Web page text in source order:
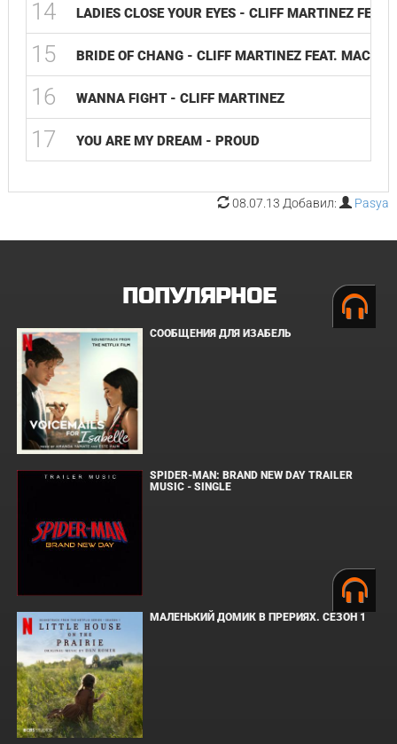
14 LADIES CLOSE YOUR EYES - CLIFF MARTINEZ FEAT.
15 BRIDE OF CHANG - CLIFF MARTINEZ FEAT. MAC
16 WANNA FIGHT - CLIFF MARTINEZ
17 YOU ARE MY DREAM - PROUD
08.07.13 Добавил: Pasya
ПОПУЛЯРНОЕ
СООБЩЕНИЯ ДЛЯ ИЗАБЕЛЬ
SPIDER-MAN: BRAND NEW DAY TRAILER
MUSIC - SINGLE
МАЛЕНЬКИЙ ДОМИК В ПРЕРИЯХ. СЕЗОН 1